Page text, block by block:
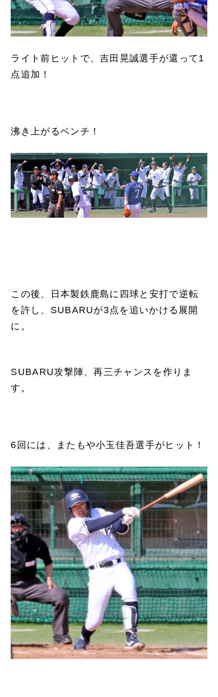
ライト前ヒットで、吉田晃誠選手が還って1
点追加！
沸き上がるベンチ！
この後、日本製鉄鹿島に四球と安打で逆転
を許し、SUBARUが3点を追いかける展開
に。
SUBARU攻撃陣、再三チャンスを作りま
す。
6回には、またもや小玉佳吾選手がヒット！